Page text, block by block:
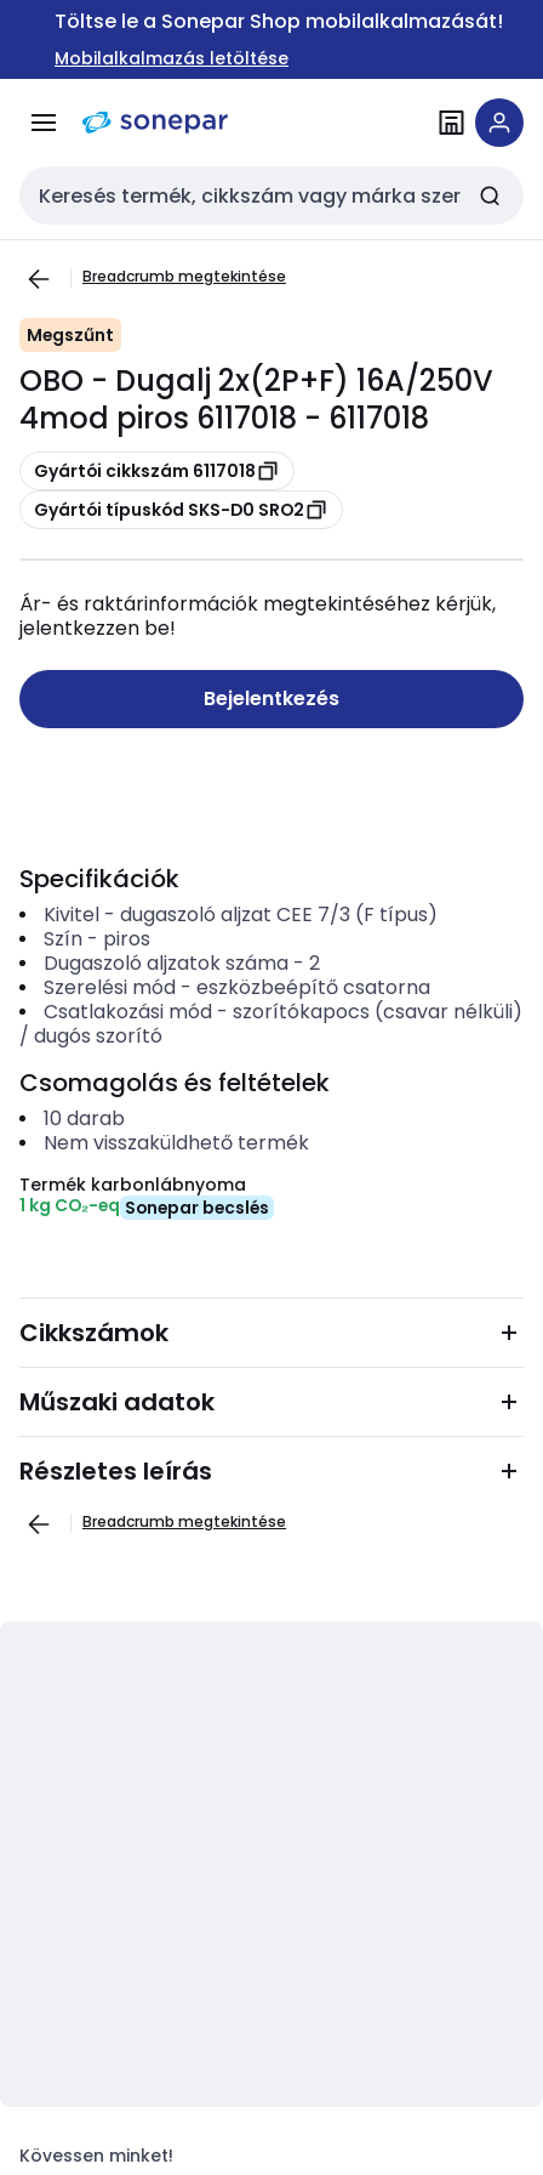
Ugrás a
Ugrás a
tartalomra
Töltse le a Sonepar Shop mobilalkalmazását!
Mobilalkalmazás letöltése
Keresési bemenet
Breadcrumb megtekintése
Megszűnt
OBO - Dugalj 2x(2P+F) 16A/250V
4mod piros 6117018 - 6117018
Másolás
Gyártói cikkszám 6117018
Másolás
Gyártói típuskód SKS-D0 SRO2
Ár- és raktárinformációk megtekintéséhez kérjük,
jelentkezzen be!
Bejelentkezés
Specifikációk
Kivitel- dugaszoló aljzat CEE 7/3 (F típus)
Szín- piros
Dugaszoló aljzatok száma- 2
Szerelési mód- eszközbeépítő csatorna
Csatlakozási mód- szorítókapocs (csavar nélküli)
/ dugós szorító
Csomagolás és feltételek
10 darab
Nem visszaküldhető termék
Termék karbonlábnyoma
1 kg CO₂-eq Sonepar becslés
Cikkszámok
Műszaki adatok
Részletes leírás
Breadcrumb megtekintése
Kövessen minket!